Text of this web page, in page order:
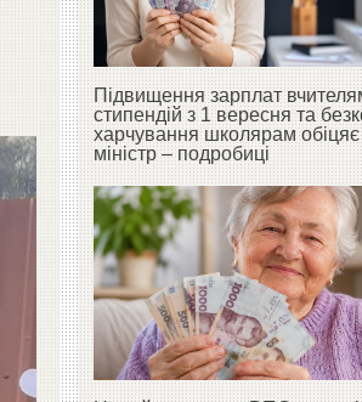
Підвищення зарплат
стипендій з 1 вересня та
харчування школярам
міністр – подробиці